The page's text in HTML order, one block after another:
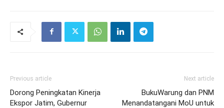
Previous article
Dorong Peningkatan Kinerja
Ekspor Jatim, Gubernur
Next article
BukuWarung dan PNM
Menandatangani MoU untuk